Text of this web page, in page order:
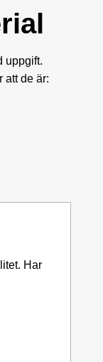
uppgift.
att de är:
Har